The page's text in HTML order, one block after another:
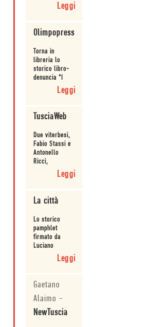
da
Luciano
Bianciardi
e
Carlo
Cassola.
Leggi
Olimpopress
Torna in
libreria lo
storico libro-
denuncia “I
minatori della
Maremma”.Leggi
TusciaWeb
Due viterbesi,
Fabio Stassi e
Antonello
Ricci,
riportano in
libreria "I
Maremma".
Leggi
La città
Lo storico
pamphlet
firmato da
Luciano
Bianciardi e
Carlo Cassola.
Leggi
Gaetano
Alaimo -
NewTuscia